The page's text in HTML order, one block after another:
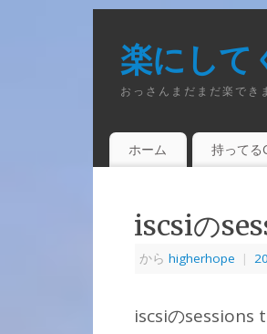
楽にして
おっさんまだまだ楽でき
ホーム 持ってる
iscsiの
から higherhope |
iscsiのsessions